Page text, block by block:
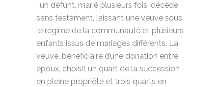
: un défunt, marié plusieurs fois, décède
sans testament, laissant une veuve sous
le régime de la communauté et plusieurs
enfants issus de mariages différents. La
veuve, bénéficiaire d’une donation entre
époux, choisit un quart de la succession
en pleine propriété et trois quarts en